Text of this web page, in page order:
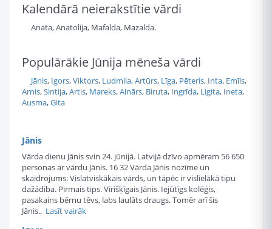
Kalendārā neierakstītie vārdi
Anata, Anatolija, Mafalda, Mazalda.
Populārākie Jūnija mēneša vārdi
Jānis, Igors,Viktors, Ludmila,Artūrs, Līga, Pēteris, Inta, Emīls,
Arnis,Sintija,Artis, Mareks,Ainārs, Biruta, Ingrīda, Ligita, Ineta,
Ausma,Gita
Jānis
Vārda dienu Jānis svin 24. jūnijā. Latvijā dzīvo apmēram 56 650
personas ar vārdu Jānis. 16 32 Vārda Jānis nozīme un
skaidrojums: Vislatviskākais vārds, un tāpēc ir vislielākā tipu
dažādība. Pirmais tips. Vīrišķīgais Jānis. Iejūtīgs kolēģis,
pasakains bērnu tēvs, labs laulāts draugs. Tomēr arī šis
Jānis.. Lasīt vairāk